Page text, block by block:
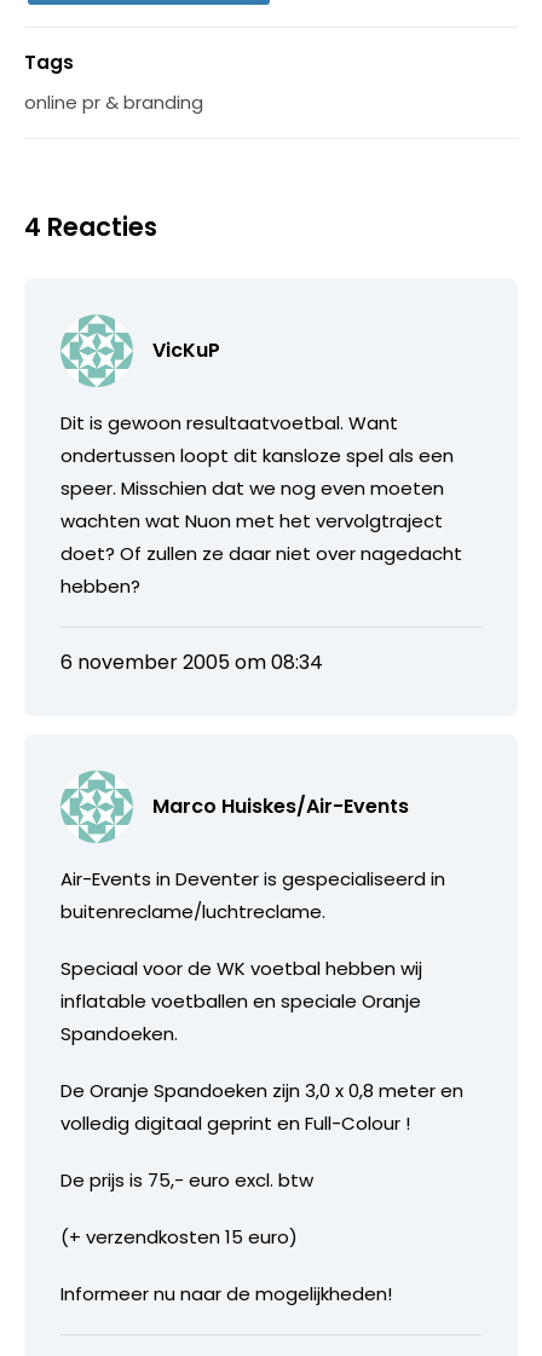
Tags
online pr & branding
4 Reacties
VicKuP
Dit is gewoon resultaatvoetbal. Want
ondertussen loopt dit kansloze spel als een
speer. Misschien dat we nog even moeten
wachten wat Nuon met het vervolgtraject
doet? Of zullen ze daar niet over nagedacht
hebben?
6 november 2005 om 08:34
Marco Huiskes/Air-Events
Air-Events in Deventer is gespecialiseerd in
buitenreclame/luchtreclame.
Speciaal voor de WK voetbal hebben wij
inflatable voetballen en speciale Oranje
Spandoeken.
De Oranje Spandoeken zijn 3,0 x 0,8 meter en
volledig digitaal geprint en Full-Colour !
De prijs is 75,- euro excl. btw
(+ verzendkosten 15 euro)
Informeer nu naar de mogelijkheden!